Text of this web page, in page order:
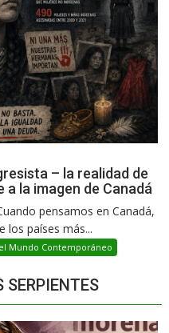
– la realidad de
a la imagen de Canadá
pensamos en Canadá,
los países más...
Mundo Contemporáneo
SERPIENTES